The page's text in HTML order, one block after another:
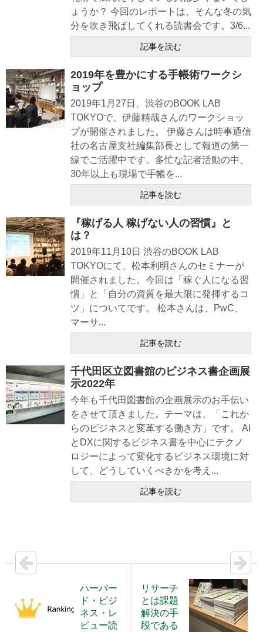
ょうか？ 今回のレポートは、そんな冬の気
分を吹き飛ばしてくれる読書会です。3/6...
記事を読む
2019年を豊かにする手帳術ワークシ
ョップ
2019年1月27日、渋谷のBOOK LAB
TOKYOで、伊藤精哉さんのワークショッ
プが開催されました。 伊藤さんは時事通信
社の名古屋支社編集部長として報道の第一
線でご活躍中です。多忙な記者活動の中、
30年以上も現場で手帳を...
記事を読む
『稼げる人 稼げない人の習慣』と
は？
2019年11月10日 渋谷のBOOK LAB
TOKYOにて、松本利明さんのセミナーが
開催されました。今回は「稼ぐ人になる習
慣」と「自分の資質を最大限に発揮するコ
ツ」についてです。 松本さんは、PwC、
マーサ...
記事を読む
千代田区立図書館のビジネス書企画展
示2022年
今年も千代田図書館の企画展示のお手伝い
をさせて頂きました。テーマは、「これか
らのビジネスと変革する働き方」です。 AI
とDXに関するビジネス書を中心にテクノ
ロジーによって変化するビジネス環境に対
して、どうしていくべきかを考え...
記事を読む
ハーバー
ド・ビジ
ネス・レ
ビュー読
リサーチ
とは課題
解決の手
段である